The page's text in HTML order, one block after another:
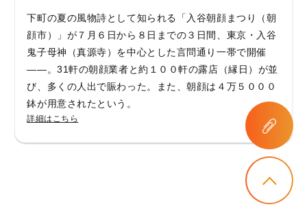
下町の夏の風物詩として知られる「入谷朝顔まつり（朝
顔市）」が７月６日から８日までの３日間、東京・入谷
鬼子母神（真源寺）を中心とした言問通り一帯で開催
――。31軒の朝顔業者と約１００軒の露店（縁日）が並
び、多くの人出で賑わった。また、朝顔は４万５０００
鉢が用意されたという。
詳細はこちら